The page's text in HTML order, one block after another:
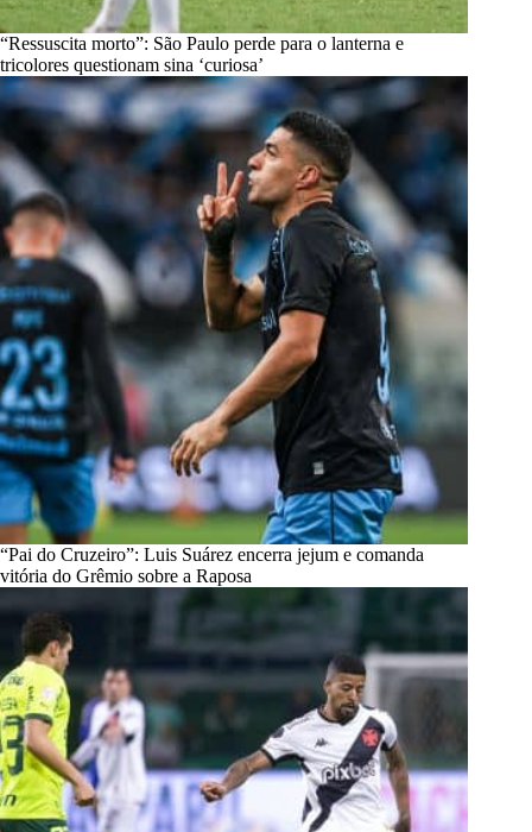
“Ressuscita morto”: São Paulo perde para o lanterna e
tricolores questionam sina ‘curiosa’
“Pai do Cruzeiro”: Luis Suárez encerra jejum e comanda
vitória do Grêmio sobre a Raposa